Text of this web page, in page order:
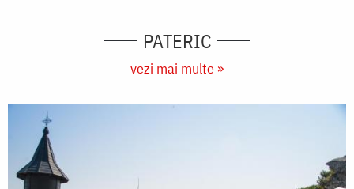
PATERIC
vezi mai multe »